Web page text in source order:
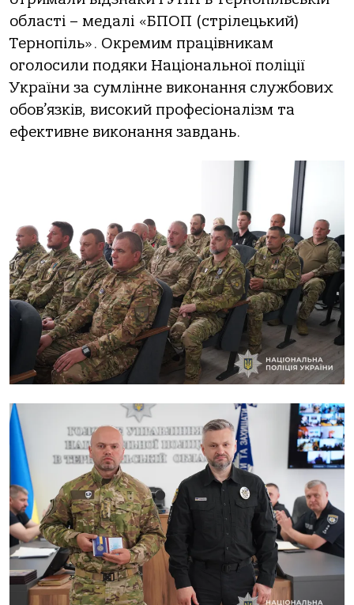
області – медалі «БПОП (стрілецький)
Тернопіль». Окремим працівникам
оголосили подяки Національної поліції
України за сумлінне виконання службових
обов’язків, високий професіоналізм та
ефективне виконання завдань.